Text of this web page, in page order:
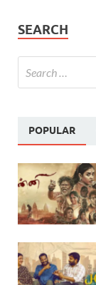
SEARCH
POPULAR